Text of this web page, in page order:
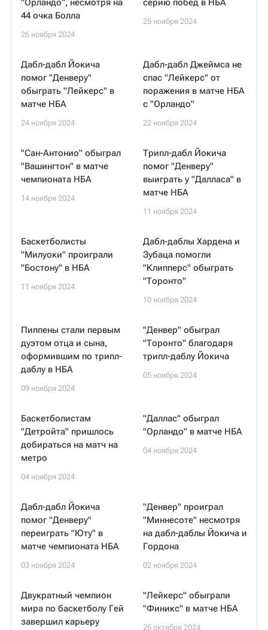
"Орландо", несмотря на
44 очка Болла
26 ноября 2024
серию побед в НБА
25 ноября 2024
Дабл-дабл Йокича
помог "Денверу"
обыграть "Лейкерс" в
матче НБА
24 ноября 2024
Дабл-дабл Джеймса не
спас "Лейкерс" от
поражения в матче НБА
с "Орландо"
22 ноября 2024
"Сан-Антонио" обыграл
"Вашингтон" в матче
чемпионата НБА
14 ноября 2024
Трипл-дабл Йокича
помог "Денверу"
выиграть у "Далласа" в
матче НБА
11 ноября 2024
Баскетболисты
"Милуоки" проиграли
"Бостону" в НБА
11 ноября 2024
Дабл-даблы Хардена и
Зубаца помогли
"Клипперс" обыграть
"Торонто"
10 ноября 2024
Пиппены стали первым
дуэтом отца и сына,
оформившим по трипл-
даблу в НБА
09 ноября 2024
"Денвер" обыграл
"Торонто" благодаря
трипл-даблу Йокича
05 ноября 2024
Баскетболистам
"Детройта" пришлось
добираться на матч на
метро
04 ноября 2024
"Даллас" обыграл
"Орландо" в матче НБА
04 ноября 2024
Дабл-дабл Йокича
помог "Денверу"
переиграть "Юту" в
матче чемпионата НБА
03 ноября 2024
"Денвер" проиграл
"Миннесоте" несмотря
на дабл-даблы Йокича и
Гордона
02 ноября 2024
Двукратный чемпион
мира по баскетболу Гей
завершил карьеру
"Лейкерс" обыграли
"Финикс" в матче НБА
26 октября 2024